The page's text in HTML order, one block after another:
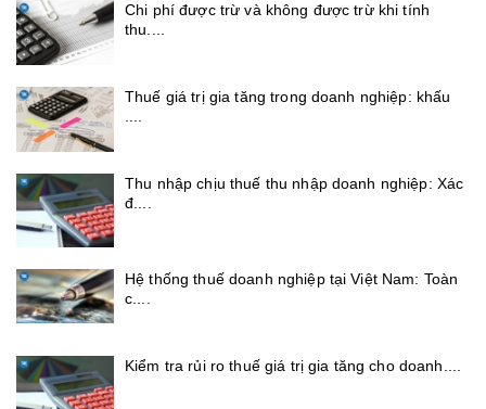
Chi phí được trừ và không được trừ khi tính
thu....
Thuế giá trị gia tăng trong doanh nghiệp: khấu
....
Thu nhập chịu thuế thu nhập doanh nghiệp: Xác
đ....
Hệ thống thuế doanh nghiệp tại Việt Nam: Toàn
c....
Kiểm tra rủi ro thuế giá trị gia tăng cho doanh....